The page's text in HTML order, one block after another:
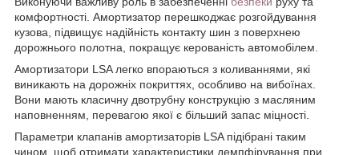
комфортності. Амортизатор перешкоджає розгойдування
кузова, підвищує надійність контакту шин з поверхнею
дорожнього полотна, покращує керованість автомобілем.
Амортизатори LSA легко впораються з коливаннями, які
виникають на дорожніх покриттях, особливо на вибоїнах.
Вони мають класичну двотрубну конструкцію з масляним
наповненням, перевагою якої є більший запас міцності.
Параметри клапанів амортизаторів LSA підібрані таким
чином, щоб отримати характеристики демпфірування при